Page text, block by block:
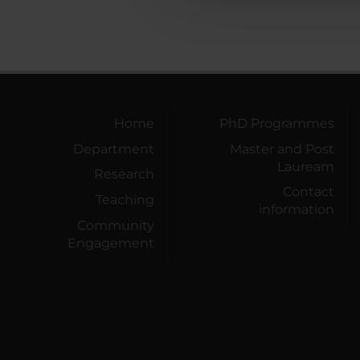
Home
Department
Research
Teaching
Community
Engagement
PhD Programmes
Master and Post
Lauream
Contact
information